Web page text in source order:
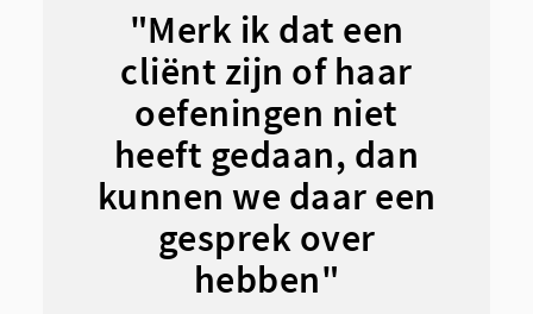
"Merk ik dat een
cliënt zijn of haar
oefeningen niet
heeft gedaan, dan
kunnen we daar een
gesprek over
hebben"